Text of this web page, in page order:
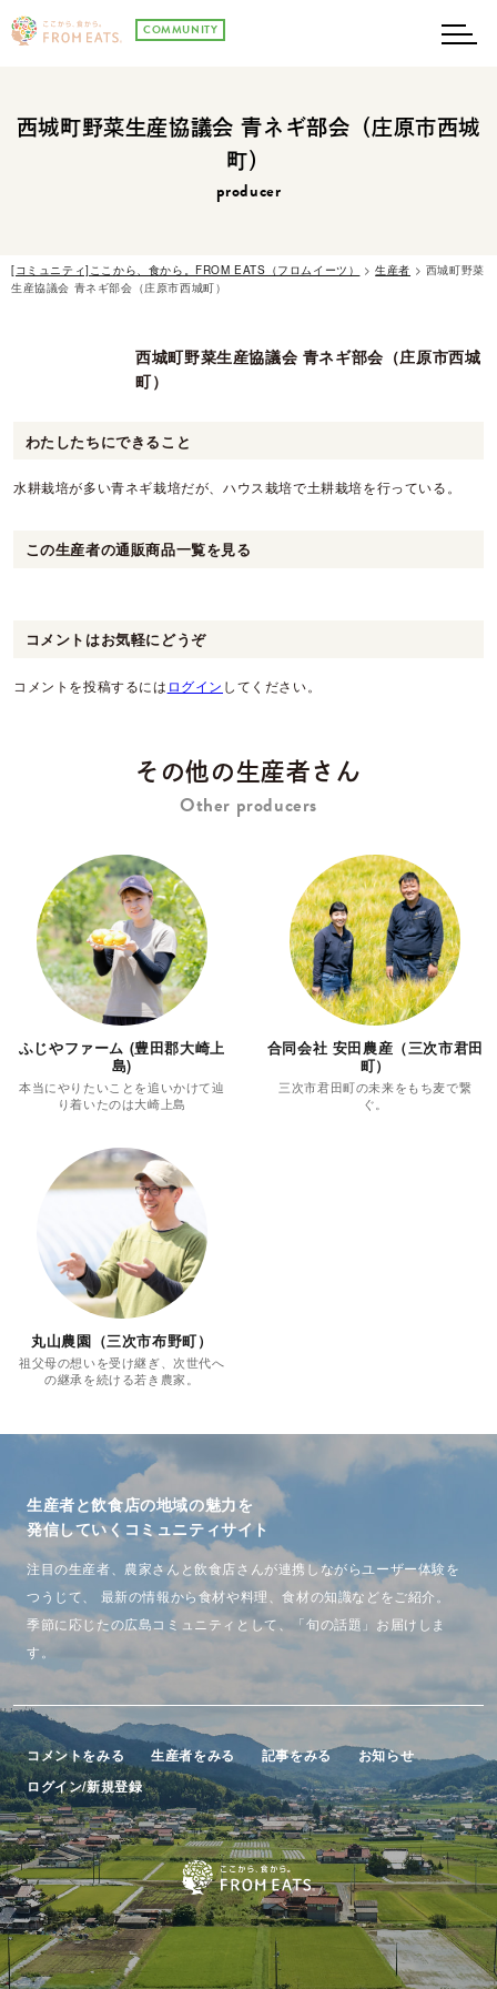
メニ
COMMUNITY
西城町野菜生産協議会 青ネギ部会（庄原市西城
町）
producer
[コミュニティ]ここから、食から。FROM EATS（フロムイーツ） >生産者 > 西城町野菜
生産協議会 青ネギ部会（庄原市西城町）
西城町野菜生産協議会 青ネギ部会（庄原市西城
町）
わたしたちにできること
水耕栽培が多い青ネギ栽培だが、ハウス栽培で土耕栽培を行っている。
この生産者の通販商品一覧を見る
コメントはお気軽にどうぞ
コメントを投稿するには ログイン してください。
その他の生産者さん
Other producers
ふじやファーム (豊田郡大崎上
島)
本当にやりたいことを追いかけて辿
り着いたのは大崎上島
合同会社 安田農産（三次市君田
町）
三次市君田町の未来をもち麦で繋
ぐ。
丸山農園（三次市布野町）
祖父母の想いを受け継ぎ、次世代へ
の継承を続ける若き農家。
生産者と飲食店の地域の魅力を
発信していくコミュニティサイト
注目の生産者、農家さんと飲食店さんが連携しながらユーザー体験を
つうじて、
最新の情報から食材や料理、食材の知識などをご紹介。
季節に応じたの広島コミュニティとして、「旬の話題」お届けしま
す。
コメントをみる 生産者をみる 記事をみる
お知らせ
ログイン/新規登録